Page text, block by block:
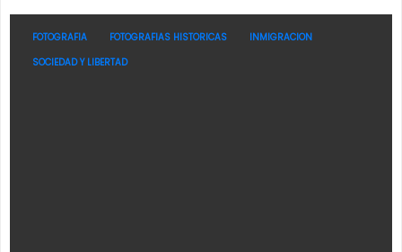
FOTOGRAFIA FOTOGRAFIAS HISTORICAS
INMIGRACION
SOCIEDAD Y LIBERTAD